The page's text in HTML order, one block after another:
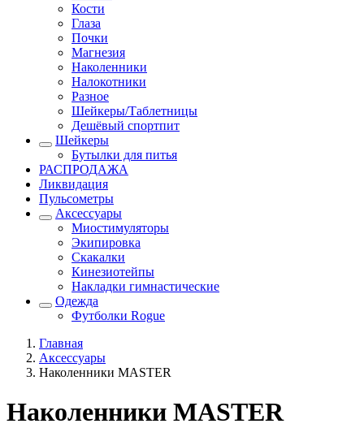
Кости
Глаза
Почки
Магнезия
Наколенники
Налокотники
Разное
Шейкеры/Таблетницы
Дешёвый спортпит
Шейкеры
Бутылки для питья
РАСПРОДАЖА
Ликвидация
Пульсометры
Аксессуары
Миостимуляторы
Экипировка
Скакалки
Кинезиотейпы
Накладки гимнастические
Одежда
Футболки Rogue
Главная
Аксессуары
Наколенники MASTER
Наколенники MASTER